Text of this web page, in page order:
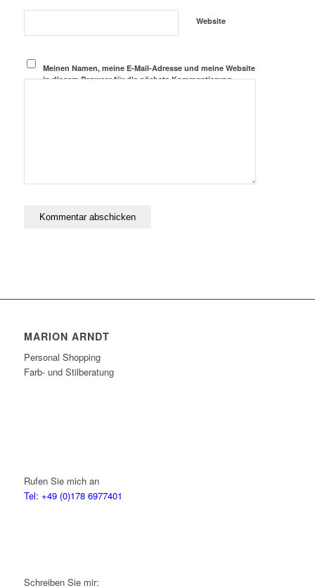
Website
Meinen Namen, meine E-Mail-Adresse und meine Website
in diesem Browser für die nächste Kommentierung
MARION ARNDT
Personal Shopping
Farb- und Stilberatung
Rufen Sie mich an
Tel: +49 (0)178 6977401
Schreiben Sie mir: